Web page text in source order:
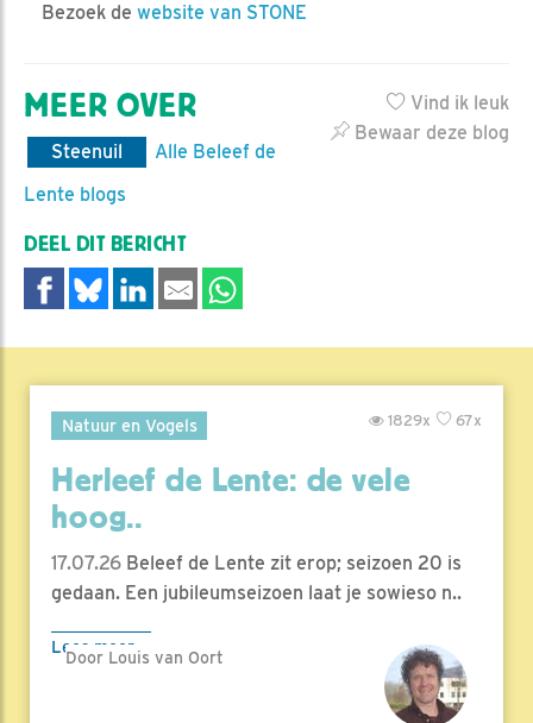
Bezoek de website van STONE
Vind ik leuk
Bewaar deze blog
MEER OVER
Steenuil
Alle Beleef de
Lente blogs
DEEL DIT BERICHT
Natuur en Vogels 67x
1829x
Herleef de Lente: de vele
hoog..
17.07.26 Beleef de Lente zit erop; seizoen 20 is
gedaan. Een jubileumseizoen laat je sowieso n..
Lees meer
Door Louis van Oort